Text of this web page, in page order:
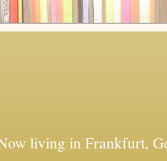
living in Frankfurt,